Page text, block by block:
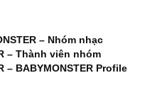
– Nhóm nhạc
– Thành viên nhóm
– BABYMONSTER Profile